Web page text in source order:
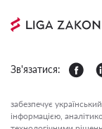
Зв'язатися:
забезпечує
інформацією,